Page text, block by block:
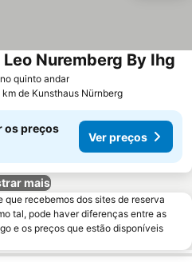
quinto andarVer preços
Nuremberg By Ihg
km de Kunsthaus Nürnberg
os preços
Ver preços
mais
que recebemos dos sites de reserva
tal, pode haver diferenças entre as
e os preços que estão disponíveis